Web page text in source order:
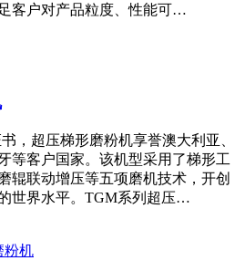
客户对产品粒度、性能可…
，超压梯形磨粉机享誉澳大利亚、
等客户国家。该机型采用了梯形工
辊联动增压等五项磨机技术，开创
世界水平。TGM系列超压…